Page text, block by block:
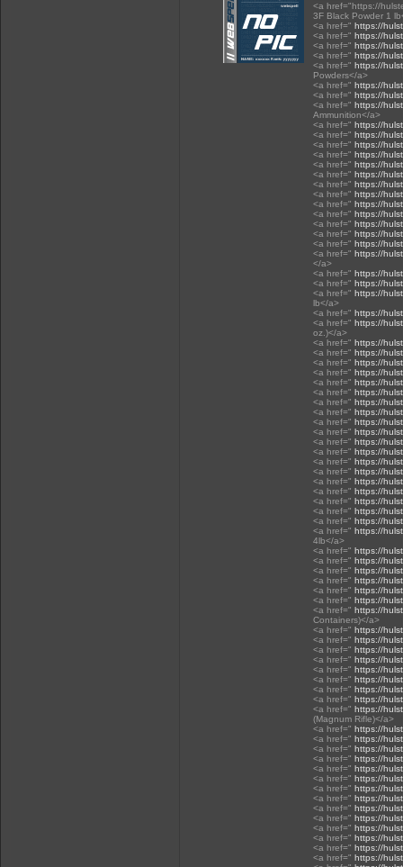
<a href="https://
3F Black Powder 1
<a href=" https://
<a href=" https://
<a href=" https://
<a href=" https://
<a href=" https://
Powders</a>
<a href=" https://
<a href=" https://
<a href=" https://
Ammunition</a>
<a href=" https://
<a href=" https://
<a href=" https://
<a href=" https://
<a href=" https://
<a href=" https://
<a href=" https://
<a href=" https://
<a href=" https://
<a href=" https://
<a href=" https://
<a href=" https://
<a href=" https://
<a href=" https://
</a>
<a href=" https://
<a href=" https://
<a href=" https://
lb</a>
<a href=" https://
<a href=" https://
oz.)</a>
<a href=" https://
<a href=" https://
<a href=" https://
<a href=" https://
<a href=" https://
<a href=" https://
<a href=" https://
<a href=" https://
<a href=" https://
<a href=" https://
<a href=" https://
<a href=" https://
<a href=" https://
<a href=" https://
<a href=" https://
<a href=" https://
<a href=" https://
<a href=" https://
<a href=" https://
<a href=" https://
4lb</a>
<a href=" https://
<a href=" https://
<a href=" https://
<a href=" https://
<a href=" https://
<a href=" https://
<a href=" https://
Containers)</a>
<a href=" https://
<a href=" https://
<a href=" https://
<a href=" https://
<a href=" https://
<a href=" https://
<a href=" https://
<a href=" https://
<a href=" https://
(Magnum Rifle)</a>
<a href=" https://
<a href=" https://
<a href=" https://
<a href=" https://
<a href=" https://
<a href=" https://
<a href=" https://
<a href=" https://
<a href=" https://
<a href=" https://
<a href=" https://
<a href=" https://
<a href=" https://
<a href=" https://